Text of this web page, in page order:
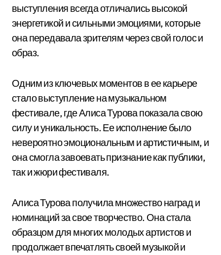
выступления всегда отличались высокой
энергетикой и сильными эмоциями, которые
она передавала зрителям через свой голос и
образ.
Одним из ключевых моментов в ее карьере
стало выступление на музыкальном
фестивале, где Алиса Турова показала свою
силу и уникальность. Ее исполнение было
невероятно эмоциональным и артистичным, и
она смогла завоевать признание как публики,
так и жюри фестиваля.
Алиса Турова получила множество наград и
номинаций за свое творчество. Она стала
образцом для многих молодых артистов и
продолжает впечатлять своей музыкой и